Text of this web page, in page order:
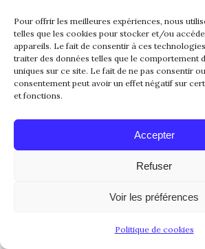
Pour offrir les meilleures expériences, nous
telles que les cookies pour stocker et/ou
appareils. Le fait de consentir à ces
traiter des données telles que le comportement
uniques sur ce site. Le fait de ne pas consentir
consentement peut avoir un effet négatif sur
et fonctions.
Accepter
Refuser
Voir les préférences
Politique de cookies
Durée du visa :
Jusqu’à7 anspour les cadres
jusqu’à 5 anspour les profils
spécialisés (L-1B)
Si la filiale américaine est
visa initial de 1 an est
L’USCIS vérifie si l’entreprise
réellement embauché des
américains et généré du
une étape cruciale et souvent